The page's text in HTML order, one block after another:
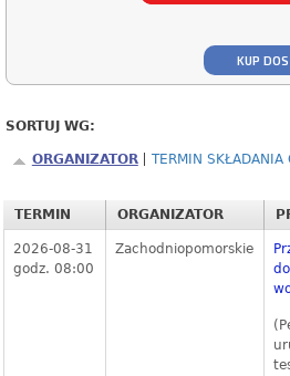
KUP
SORTUJ WG:
ORGANIZATOR TERMIN SKŁADANIA
TERMIN ORGANIZATOR
2026-08-31
godz. 08:00
Zachodniopomorskie